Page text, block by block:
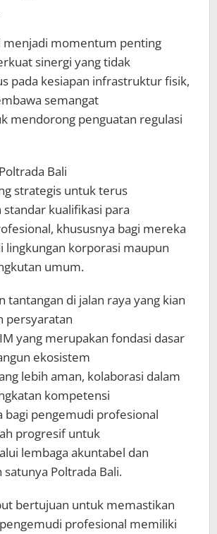
menjadi momentum penting
sinergi yang tidak
pada kesiapan infrastruktur fisik,
semangat
mendorong penguatan regulasi
Bali
strategis untuk terus
kualifikasi para
khususnya bagi mereka
lingkungan korporasi maupun
umum.
tantangan di jalan raya yang kian
persyaratan
yang merupakan fondasi dasar
ekosistem
lebih aman, kolaborasi dalam
kompetensi
bagi pengemudi profesional
progresif untuk
lembaga akuntabel dan
satunya Poltrada Bali.
bertujuan untuk memastikan
profesional memiliki